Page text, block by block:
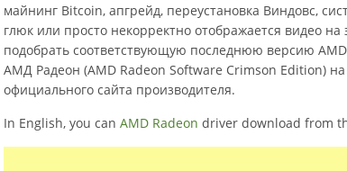
майнинг Bitcoin, апгрейд, переустановка Виндовс,
глюк или просто некорректно отображается видео
подобрать соответствующую последнюю версию
АМД Радеон (AMD Radeon Software Crimson Edition)
официального сайта производителя.
In English, you can AMD Radeon driver download from